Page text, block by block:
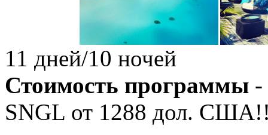
11 дней/10 ночей
Стоимость программы -
SNGL от 1288 дол.